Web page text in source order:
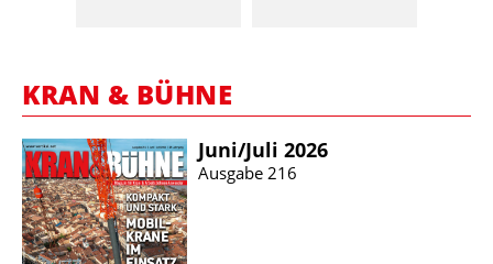
KRAN & BÜHNE
Juni/​Juli 2026
Ausgabe 216